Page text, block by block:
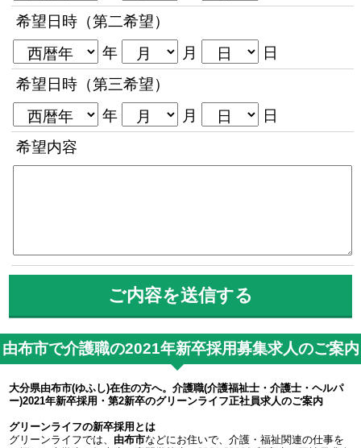
希望日時（第二希望）
年
月
日
希望日時（第三希望）
年
月
日
希望内容
由布市で介護職の2021年新卒採用募集求人のご案内
大分県由布市(ゆふし)在住の方へ。介護職(介護福祉士・介護士・ヘルパ
ー)2021年新卒採用・第2新卒のグリーンライフ正社員求人のご案内
グリーンライフの新卒採用とは
グリーンライフでは、 由布市などにお住いで、介護・福祉関連の仕事を